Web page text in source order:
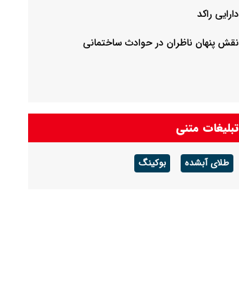
دارایی راکد
نقش پنهان ناظران در حوادث ساختمانی
تبلیغات متنی
طلای آبشده بوکینگ